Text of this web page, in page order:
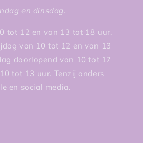
en dinsdag.
tot 12 en van 13 tot 18 uur.
van 10 tot 12 en van 13
doorlopend van 10 tot 17
tot 13 uur. Tenzij anders
en social media.